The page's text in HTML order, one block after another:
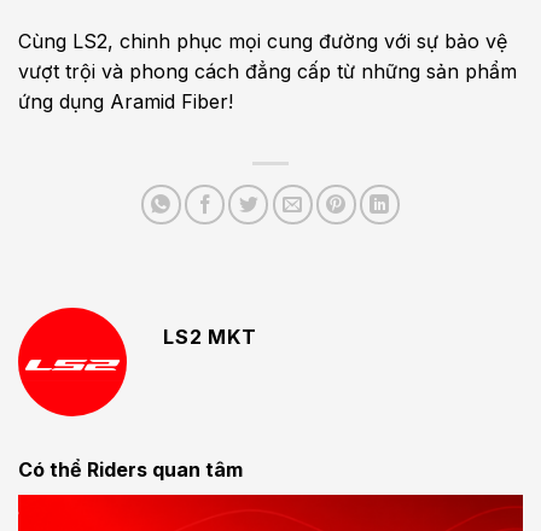
Cùng LS2, chinh phục mọi cung đường với sự bảo vệ
vượt trội và phong cách đẳng cấp từ những sản phẩm
ứng dụng Aramid Fiber!
LS2 MKT
Có thể Riders quan tâm